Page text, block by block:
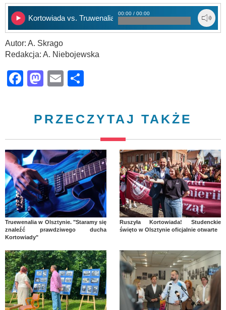
Kortowiada vs. Truwenalia
00:00 / 00:00
Autor: A. Skrago
Redakcja: A. Niebojewska
Facebook
Mastodon
Email
PRZECZYTAJ TAKŻE
Truewenalia w Olsztynie. "Staramy się
znaleźć prawdziwego ducha
Kortowiady"
Ruszyła Kortowiada! Studenckie
święto w Olsztynie oficjalnie otwarte